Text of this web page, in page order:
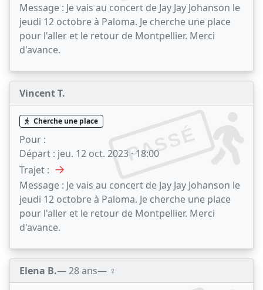
Message : Je vais au concert de Jay Jay Johanson le
jeudi 12 octobre à Paloma. Je cherche une place
pour l'aller et le retour de Montpellier. Merci
d'avance.
Vincent T.
PASSÉ
Cherche une place
Pour :
Départ : jeu. 12 oct. 2023 · 18:00
Trajet : →
Message : Je vais au concert de Jay Jay Johanson le
jeudi 12 octobre à Paloma. Je cherche une place
pour l'aller et le retour de Montpellier. Merci
d'avance.
Elena B.— 28 ans— ♀️